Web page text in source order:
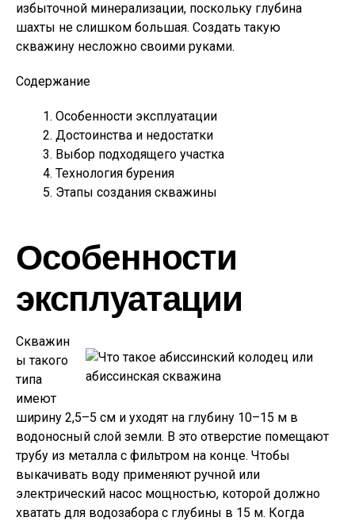
избыточной минерализации, поскольку глубина
шахты не слишком большая. Создать такую
скважину несложно своими руками.
Содержание
Особенности эксплуатации
Достоинства и недостатки
Выбор подходящего участка
Технология бурения
Этапы создания скважины
Особенности
эксплуатации
Скважин
ы такого
типа
имеют
ширину 2,5–5 см и уходят на глубину 10–15 м в
водоносный слой земли. В это отверстие помещают
трубу из металла с фильтром на конце. Чтобы
выкачивать воду применяют ручной или
электрический насос мощностью, которой должно
хватать для водозабора с глубины в 15 м. Когда